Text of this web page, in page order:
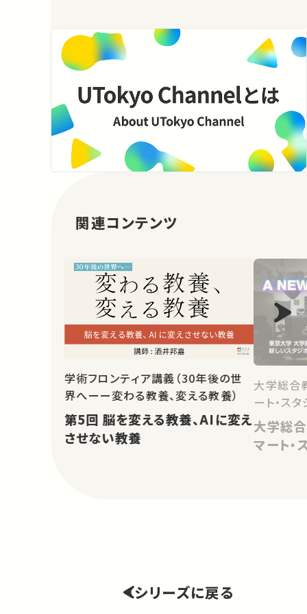
関連コンテンツ
学術フロンティア講義（30年後の世
界へーー変わる教養、変える教養）
第5回 脳を変える教養、AIに変え
させない教養
大学総合
ート・ス
大学総
マート・
シリーズに戻る